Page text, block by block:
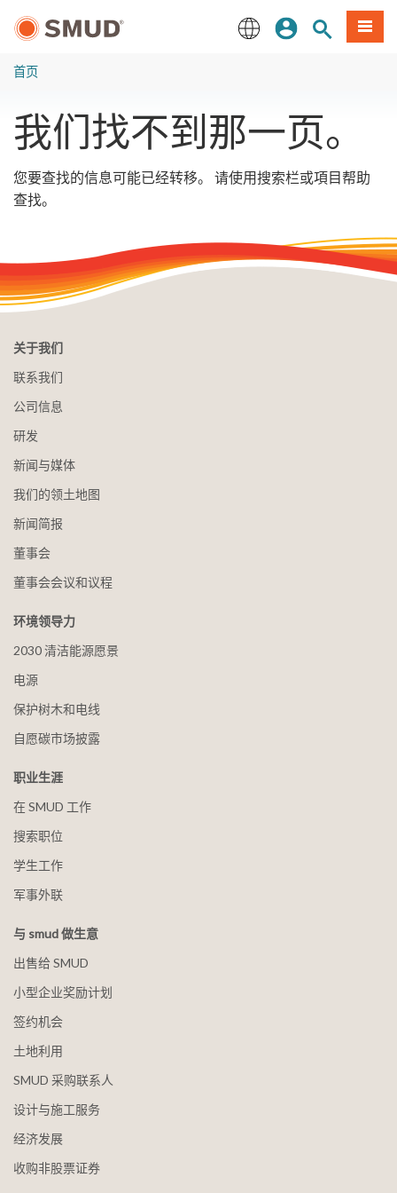
登录网站搜索
項目
首页
我们找不到那一页。
您要查找的信息可能已经转移。 请使用搜索栏或項目帮助
查找。
关于我们
联系我们
公司信息
研发
新闻与媒体
我们的领土地图
新闻简报
董事会
董事会会议和议程
环境领导力
2030 清洁能源愿景
电源
保护树木和电线
自愿碳市场披露
职业生涯
在 SMUD 工作
搜索职位
学生工作
军事外联
与 smud 做生意
出售给 SMUD
小型企业奖励计划
签约机会
土地利用
SMUD 采购联系人
设计与施工服务
经济发展
收购非股票证券